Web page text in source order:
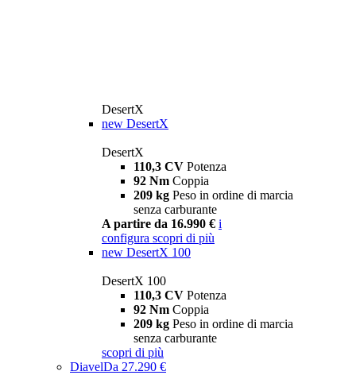
DesertX
new DesertX
DesertX
110,3 CV Potenza
92 Nm Coppia
209 kg Peso in ordine di marcia
senza carburante
A partire da 16.990 € i
configura scopri di più
new DesertX 100
DesertX 100
110,3 CV Potenza
92 Nm Coppia
209 kg Peso in ordine di marcia
senza carburante
scopri di più
DiavelDa 27.290 €